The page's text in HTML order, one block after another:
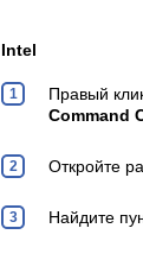
Intel
Правый
Command
Откройте
Найдите